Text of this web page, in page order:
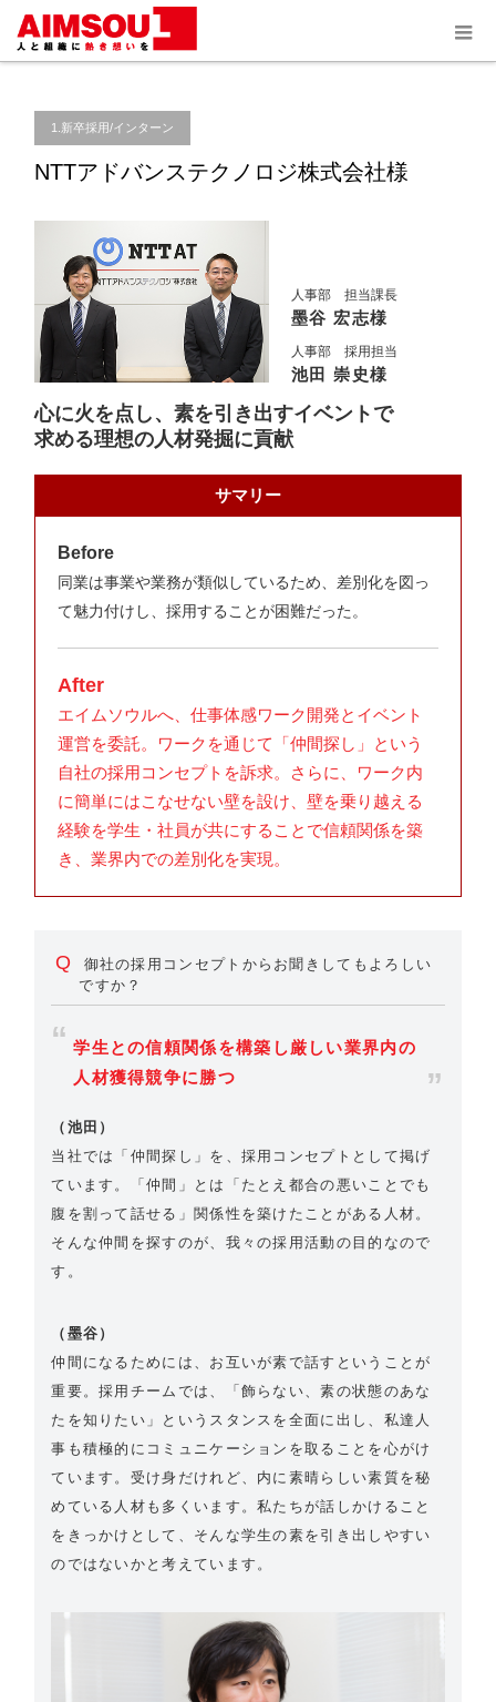
導入事例
社様
1.新卒採用/インターン
NTTアドバンステクノロジ株式会社様
人事部 担当課長
墨谷 宏志様
人事部 採用担当
池田 崇史様
心に火を点し、素を引き出すイベントで
求める理想の人材発掘に貢献
サマリー
Before
同業は事業や業務が類似しているため、差別化を図っ
て魅力付けし、採用することが困難だった。
After
エイムソウルへ、仕事体感ワーク開発とイベント
運営を委託。ワークを通じて「仲間探し」という
自社の採用コンセプトを訴求。さらに、ワーク内
に簡単にはこなせない壁を設け、壁を乗り越える
経験を学生・社員が共にすることで信頼関係を築
き、業界内での差別化を実現。
Q
御社の採用コンセプトからお聞きしてもよろしい
ですか？
学生との信頼関係を構築し厳しい業界内の
人材獲得競争に勝つ
（池田）
当社では「仲間探し」を、採用コンセプトとして掲げ
ています。「仲間」とは「たとえ都合の悪いことでも
腹を割って話せる」関係性を築けたことがある人材。
そんな仲間を探すのが、我々の採用活動の目的なので
す。
（墨谷）
仲間になるためには、お互いが素で話すということが
重要。採用チームでは、「飾らない、素の状態のあな
たを知りたい」というスタンスを全面に出し、私達人
事も積極的にコミュニケーションを取ることを心がけ
ています。受け身だけれど、内に素晴らしい素質を秘
めている人材も多くいます。私たちが話しかけること
をきっかけとして、そんな学生の素を引き出しやすい
のではないかと考えています。